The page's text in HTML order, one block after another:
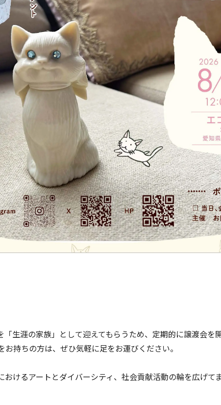
生涯の家族」として迎えてもらうため、定期的に譲渡会を
持ちの方は、ぜひ気軽に足をお運びください。
けるアートとダイバーシティ、社会貢献活動の輪を広げてま